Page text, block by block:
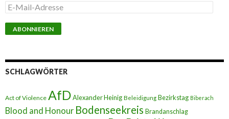
E
-
M
a
-
A
e
s
s
SCHLAGWÖRTER
Act of Violence AfDAlexander Heinig Beleidigung Bezirkstag Biberach
Blood and Honour Bodenseekreis Brandanschlag